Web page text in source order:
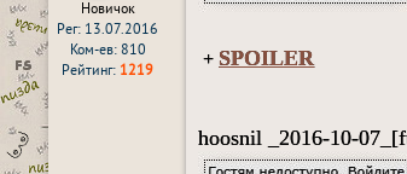
Новичок
Рег: 13.07.2016
Ком-ев: 810
Рейтинг: 1219
+ SPOILER
hoosnil _2016-10-